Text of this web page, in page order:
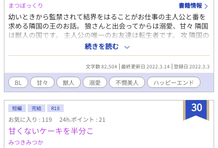
まつぼっくり 書籍情報
幼いときから監禁されて結界をはることがお仕事の主人公と番を
求める隣国の王のお話。 狼さんと出会ってからは溺愛、甘々 隣国
は獣人の国です。 主人公の唯一のお友達は転生者です。 攻 隣国の
王(狼獣人)×受 主人公(不憫美人) 狼の状態でぺろぺろしたりしま
す。 獣姦(挿入)はないです。 本編完結後、攻め視点まで完結済み
ムーンさんからの転載です
続きを読む
文字数 82,504 最終更新日 2022.3.14 登録日 2022.3.3
BL 甘々 獣人 溺愛 不憫美人 ハッピーエンド
30
短編 完結 R18
お気に入り : 119 24h.ポイント : 21
甘くないケーキを半分こ
みつきみつか